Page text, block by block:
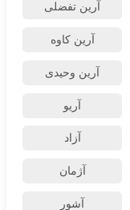
آرین تفضلی
آرین کاوه
آرین وحیدی
آریو
آزاد
آژمان
آشور